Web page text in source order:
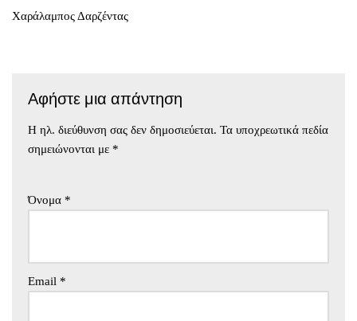
Χαράλαμπος Δαρζέντας
Αφήστε μια απάντηση
Η ηλ. διεύθυνση σας δεν δημοσιεύεται. Τα υποχρεωτικά πεδία
σημειώνονται με *
Όνομα *
Email *